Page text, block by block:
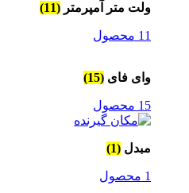
ولت متر آمپرمتر (11)
11 محصول
وای فای (15)
15 محصول
مبدل (1)
1 محصول